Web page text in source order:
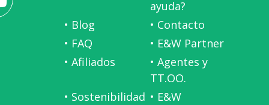
ayuda?
• Blog
• Contacto
• FAQ
• E&W Partner
• Afiliados
• Agentes y
TT.OO.
• Sostenibilidad • E&W